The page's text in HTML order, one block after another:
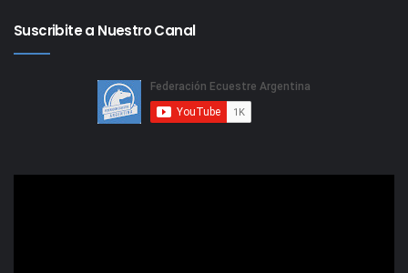
Suscribite a Nuestro Canal